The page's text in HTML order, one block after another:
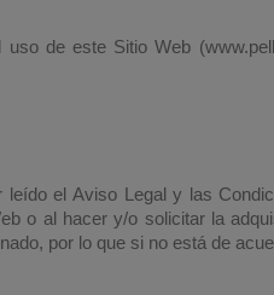
de este Sitio Web
el Aviso Legal y las
o al hacer y/o solicitar la
por lo que si no está de